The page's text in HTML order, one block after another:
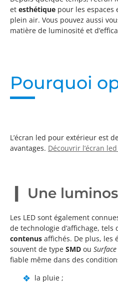
et esthétique pour les espaces
plein air. Vous pouvez aussi
matière de luminosité et
Pourquoi
L’écran led pour extérieur est
avantages. Découvrir l’écran
Une
Les LED sont également
de technologie d’affichage,
contenus affichés. De plus, les
souvent de type SMD ou
fiable même dans des
la pluie ;